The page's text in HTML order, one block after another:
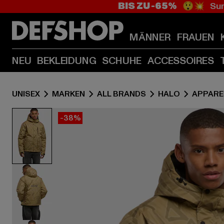
BIS ZU -65% 😲💥
MÄNNER FRAUEN
NEU BEKLEIDUNG SCHUHE ACCESSOIRES
UNISEX MARKEN ALL BRANDS HALO
-38%